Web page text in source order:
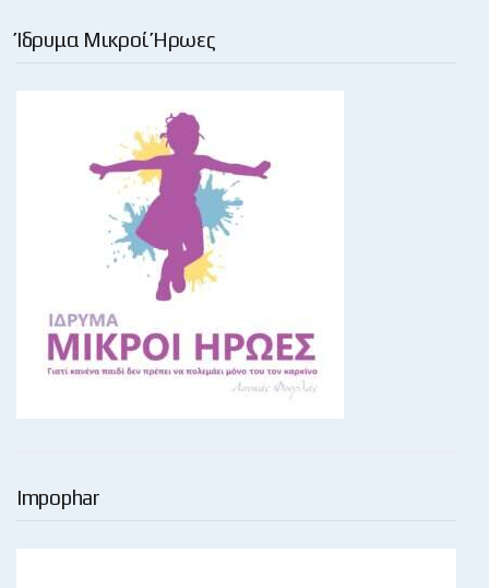
Ίδρυμα Μικροί Ήρωες
Impophar